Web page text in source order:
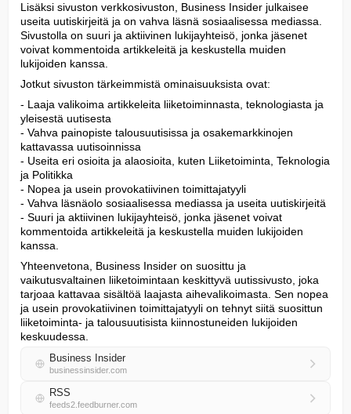
Lisäksi sivuston verkkosivuston, Business Insider julkaisee
useita uutiskirjeitä ja on vahva läsnä sosiaalisessa mediassa.
Sivustolla on suuri ja aktiivinen lukijayhteisö, jonka jäsenet
voivat kommentoida artikkeleitä ja keskustella muiden
lukijoiden kanssa.
Jotkut sivuston tärkeimmistä ominaisuuksista ovat:
- Laaja valikoima artikkeleita liiketoiminnasta, teknologiasta ja
yleisestä uutisesta
- Vahva painopiste talousuutisissa ja osakemarkkinojen
kattavassa uutisoinnissa
- Useita eri osioita ja alaosioita, kuten Liiketoiminta, Teknologia
ja Politikka
- Nopea ja usein provokatiivinen toimittajatyyli
- Vahva läsnäolo sosiaalisessa mediassa ja useita uutiskirjeitä
- Suuri ja aktiivinen lukijayhteisö, jonka jäsenet voivat
kommentoida artikkeleitä ja keskustella muiden lukijoiden
kanssa.
Yhteenvetona, Business Insider on suosittu ja
vaikutusvaltainen liiketoimintaan keskittyvä uutissivusto, joka
tarjoaa kattavaa sisältöä laajasta aihevalikoimasta. Sen nopea
ja usein provokatiivinen toimittajatyyli on tehnyt siitä suosittun
liiketoiminta- ja talousuutisista kiinnostuneiden lukijoiden
keskuudessa.
Business Insider
businessinsider.com
RSS
feeds2.feedburner.com